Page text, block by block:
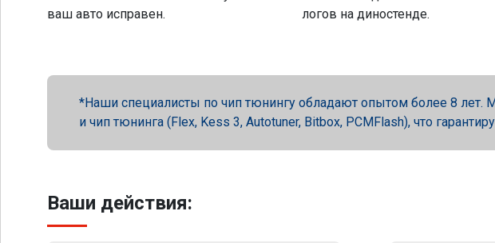
ваш авто исправен.
логов на диностенде.
Наши специалисты по чип тюнингу обладают опытом более 8 лет.
и чип тюнинга (Flex, Kess 3, Autotuner, Bitbox, PCMFlash), что
Ваши действия: